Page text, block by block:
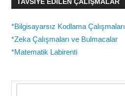
*Bilgisayarsız Kodlama Çalışmaları
*Zeka Çalışmaları ve Bulmacalar
*Matematik Labirenti